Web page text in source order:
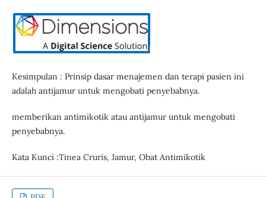
Kesimpulan : Prinsip dasar menajemen dan terapi pasien ini
adalah antijamur untuk mengobati penyebabnya.
memberikan antimikotik atau antijamur untuk mengobati
penyebabnya.
Kata Kunci :Tinea Cruris, Jamur, Obat Antimikotik